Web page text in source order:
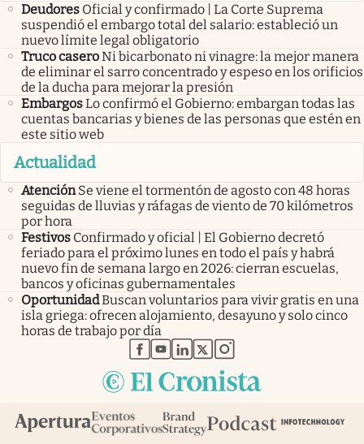
Deudores Oficial y confirmado | La Corte Suprema
suspendió el embargo total del salario: estableció un
nuevo límite legal obligatorio
Truco caseroNi bicarbonato ni vinagre: la mejor manera
de eliminar el sarro concentrado y espeso en los orificios
de la ducha para mejorar la presión
EmbargosLo confirmó el Gobierno: embargan todas las
cuentas bancarias y bienes de las personas que estén en
este sitio web
Actualidad
Atención Se viene el tormentón de agosto con 48 horas
seguidas de lluvias y ráfagas de viento de 70 kilómetros
por hora
Festivos Confirmado y oficial | El Gobierno decretó
feriado para el próximo lunes en todo el país y habrá
nuevo fin de semana largo en 2026: cierran escuelas,
bancos y oficinas gubernamentales
OportunidadBuscan voluntarios para vivir gratis en una
isla griega: ofrecen alojamiento, desayuno y solo cinco
horas de trabajo por día
abre en nueva pestaña
abre en nueva pestaña
abre en nueva pestaña
abre en nueva pestaña
abre en nueva pestaña